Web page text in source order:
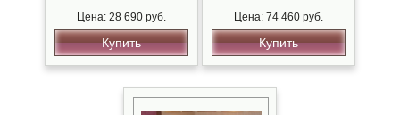
Цена: 28 690 руб.
Купить
Цена: 74 460 руб.
Купить